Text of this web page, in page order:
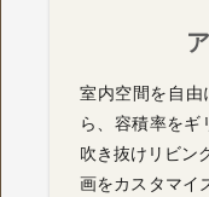
室内空間を自由
ら、容積率をギ
吹き抜けリビン
画をカスタマイ